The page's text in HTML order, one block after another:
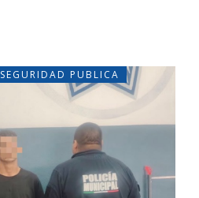
SEGURIDAD PUBLICA